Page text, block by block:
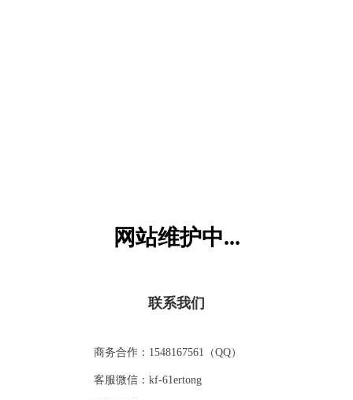
网站维护中...
联系我们
商务合作：1548167561（QQ）
客服微信：kf-61ertong